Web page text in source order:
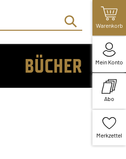
Warenkorb
Mein Konto
Abo
Merkzettel
BÜCHER